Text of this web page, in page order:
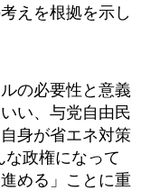
えを根拠を示し
の必要性と意義
い、与党自由民
身が省エネ対策
な政権になって
める」ことに重